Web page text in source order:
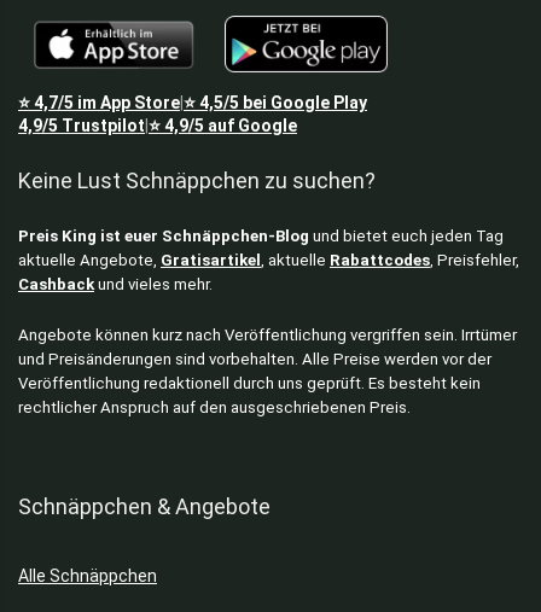
⭐4,7/5 im App Store⭐4,5/5 bei Google Play
4,9/5 Trustpilot ⭐4,9/5 auf Google
Keine Lust Schnäppchen zu suchen?
Preis King ist euer Schnäppchen-Blog und bietet euch jeden Tag
aktuelle Angebote, Gratisartikel , aktuelle Rabattcodes , Preisfehler,
Cashback und vieles mehr.
Angebote können kurz nach Veröffentlichung vergriffen sein. Irrtümer
und Preisänderungen sind vorbehalten. Alle Preise werden vor der
Veröffentlichung redaktionell durch uns geprüft. Es besteht kein
rechtlicher Anspruch auf den ausgeschriebenen Preis.
Schnäppchen & Angebote
Alle Schnäppchen